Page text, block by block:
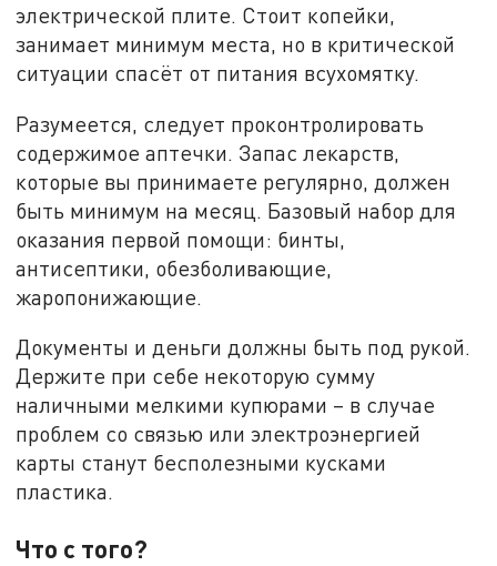
электрической плите. Стоит копейки,
занимает минимум места, но в критической
ситуации спасёт от питания всухомятку.
Разумеется, следует проконтролировать
содержимое аптечки. Запас лекарств,
которые вы принимаете регулярно, должен
быть минимум на месяц. Базовый набор для
оказания первой помощи: бинты,
антисептики, обезболивающие,
жаропонижающие.
Документы и деньги должны быть под рукой.
Держите при себе некоторую сумму
наличными мелкими купюрами – в случае
проблем со связью или электроэнергией
карты станут бесполезными кусками
пластика.
Что с того?